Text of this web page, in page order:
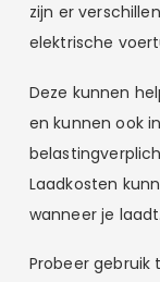
zijn er
elektrische
Deze kunnen
en kunnen ook
Laadkosten
wanneer je laadt.
Probeer